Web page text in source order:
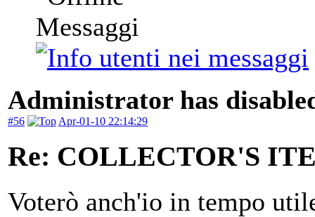
Messaggi
Administrator has
#56 Apr-01-10 22:14:29
Re: COLLECTOR'S
Voterò anch'io in tempo